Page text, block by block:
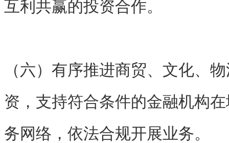
互利共赢的投资合作。
（六）有序推进商贸、文化、
资，支持符合条件的金融机构
务网络，依法合规开展业务。